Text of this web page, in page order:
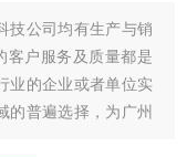
技公司均有生产与销
客户服务及质量都是
业的企业或者单位实
的普遍选择，为广州